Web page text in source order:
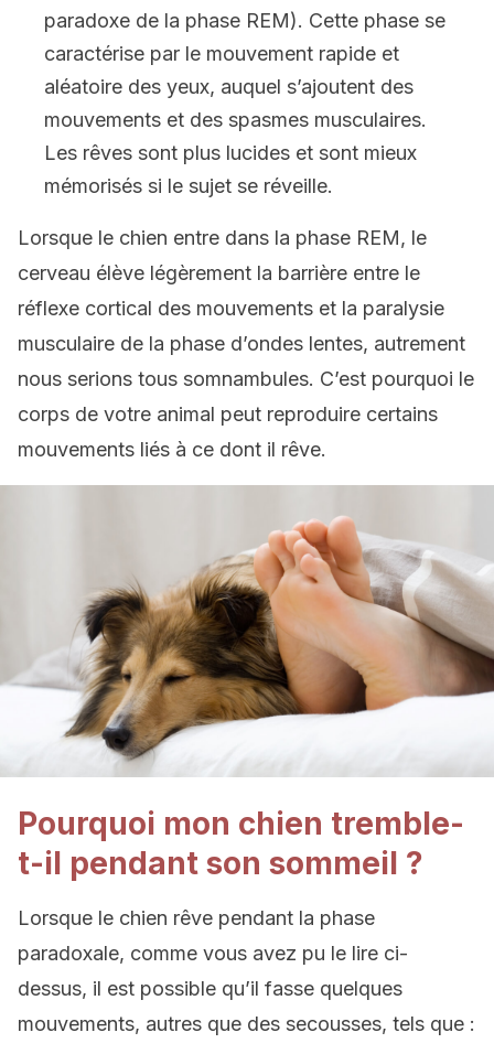
paradoxe de la phase REM). Cette phase se
caractérise par le mouvement rapide et
aléatoire des yeux, auquel s’ajoutent des
mouvements et des spasmes musculaires.
Les rêves sont plus lucides et sont mieux
mémorisés si le sujet se réveille.
Lorsque le chien entre dans la phase REM, le
cerveau élève légèrement la barrière entre le
réflexe cortical des mouvements et la paralysie
musculaire de la phase d’ondes lentes, autrement
nous serions tous somnambules. C’est pourquoi le
corps de votre animal peut reproduire certains
mouvements liés à ce dont il rêve.
Pourquoi mon chien tremble-
t-il pendant son sommeil ?
Lorsque le chien rêve pendant la phase
paradoxale, comme vous avez pu le lire ci-
dessus, il est possible qu’il fasse quelques
mouvements, autres que des secousses, tels que :